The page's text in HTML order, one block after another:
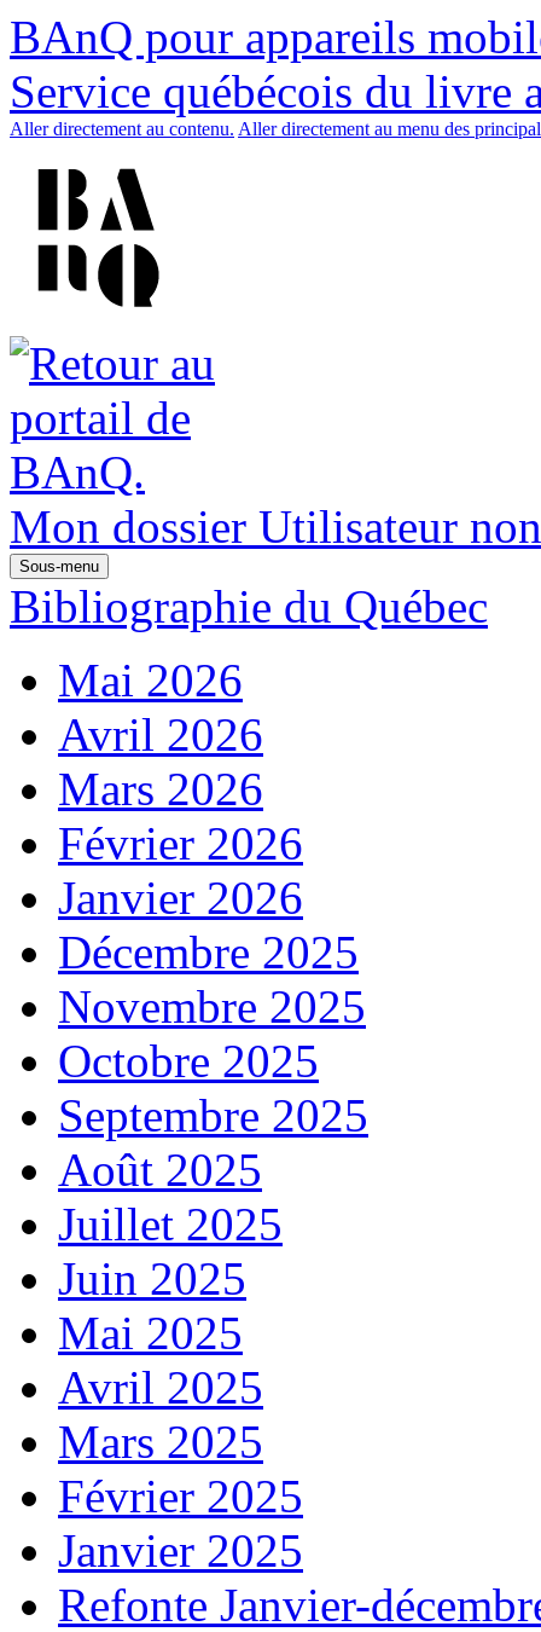
BAnQ pour appareils
Service québécois du livre
Aller directement au contenu. Aller directement au menu des
Mon dossier Utilisateur
Sous-menu
Bibliographie du Québec
Mai 2026
Avril 2026
Mars 2026
Février 2026
Janvier 2026
Décembre 2025
Novembre 2025
Octobre 2025
Septembre 2025
Août 2025
Juillet 2025
Juin 2025
Mai 2025
Avril 2025
Mars 2025
Février 2025
Janvier 2025
Refonte Janvier-